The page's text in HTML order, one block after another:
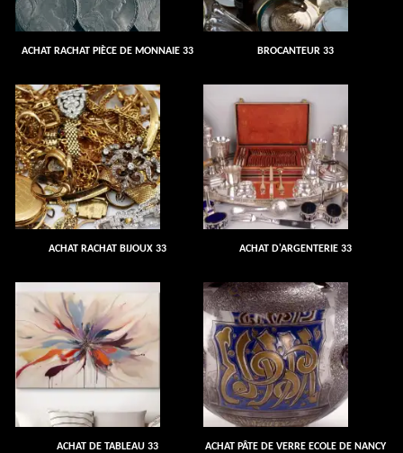
ACHAT RACHAT PIÈCE DE MONNAIE 33 BROCANTEUR 33
ACHAT RACHAT BIJOUX 33 ACHAT D'ARGENTERIE 33
ACHAT DE TABLEAU 33
ACHAT PÂTE DE VERRE ECOLE DE NANCY